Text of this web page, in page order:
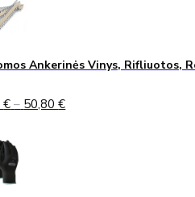
Ankerinės Vinys, Rifliuotos,
€ – 50,80€Price